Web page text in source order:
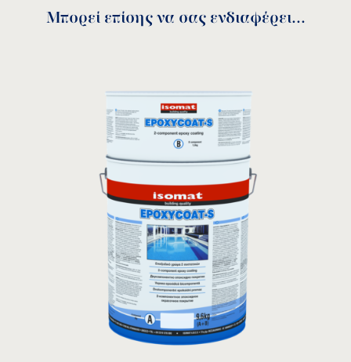
download
Μπορεί επίσης να σας ενδιαφέρει...